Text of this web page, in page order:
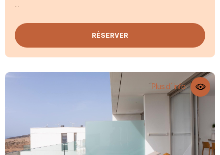
passer quelques jours en mode slow :
20m2
avec Sunbed et table conçue pour profiter de la
lumière des Canaries, Smart TV, draps et serviettes de
RÉSERVER
Plus d´info